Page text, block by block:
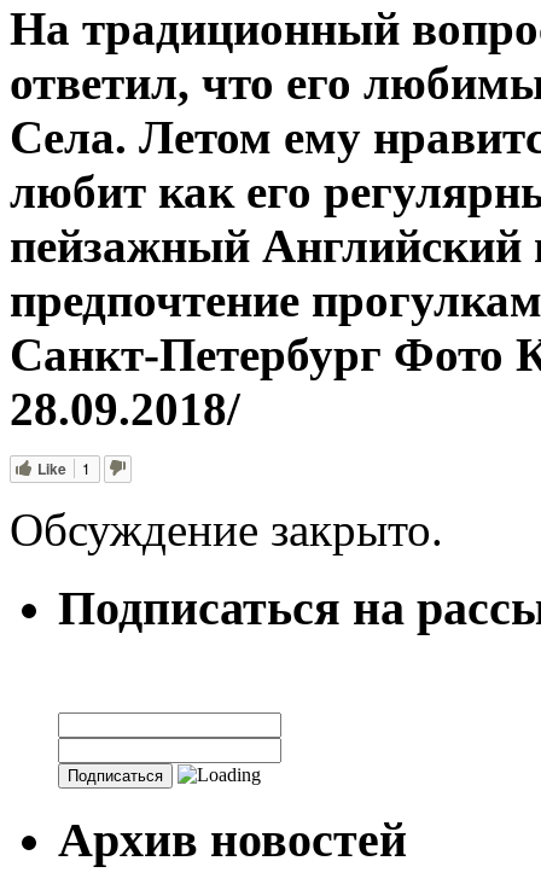
На традиционный
ответил, что его
Села. Летом ему
любит как его
пейзажный
предпочтение
Санкт-Петербург
28.09.2018/
Like 1
Обсуждение закрыто.
Подписаться на
Архив новостей